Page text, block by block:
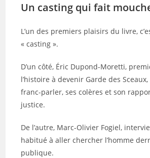
Un casting qui fait
L’un des premiers plaisirs du livre,
« casting ».
D’un côté, Éric Dupond-Moretti,
l’histoire à devenir Garde des
franc-parler, ses colères et son
justice.
De l’autre, Marc-Olivier Fogiel,
habitué à aller chercher l’homme
publique.